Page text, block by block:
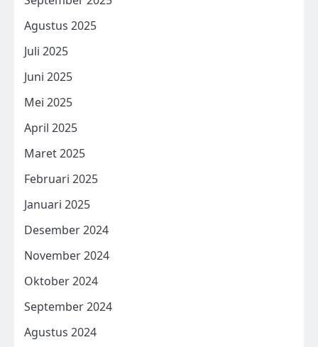
Agustus 2025
Juli 2025
Juni 2025
Mei 2025
April 2025
Maret 2025
Februari 2025
Januari 2025
Desember 2024
November 2024
Oktober 2024
September 2024
Agustus 2024